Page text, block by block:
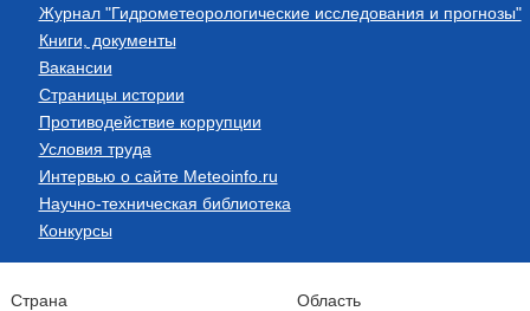
Журнал "Гидрометеорологические исследования и прогнозы"
Книги, документы
Вакансии
Страницы истории
Противодействие коррупции
Условия труда
Интервью о сайте Meteoinfo.ru
Научно-техническая библиотека
Конкурсы
Страна Область